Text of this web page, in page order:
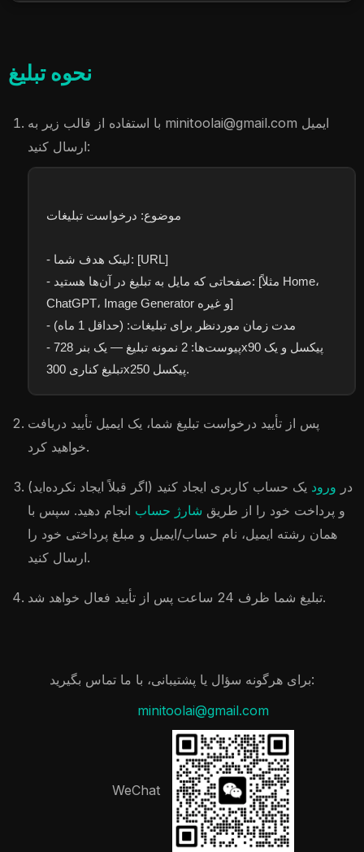
نحوه تبلیغ
minitoolai@gmail.com
ارسال کنید:
موضوع: درخواست تبلیغات
- لینک هدف شما: [URL]
- صفحاتی که مایل به تبلیغ در آن‌ها هستید: [مثلاً Home،
ChatGPT، Image Generator و غیره]
- مدت زمان موردنظر برای تبلیغات: (حداقل 1 ماه)
- پیوست‌ها: 2 نمونه تبلیغ — یک بنر 728x90 پیکسل و یک
تبلیغ کناری 300x250 پیکسل.
پس از تأیید درخواست تبلیغ شما، یک ایمیل تأیید دریافت
خواهید کرد.
در ورود یک حساب کاربری ایجاد کنید (اگر قبلاً ایجاد نکرده‌اید)
و پرداخت خود را از طریق شارژ حساب انجام دهید. سپس با
همان رشته ایمیل، نام حساب/ایمیل و مبلغ پرداختی خود را
ارسال کنید.
تبلیغ شما ظرف 24 ساعت پس از تأیید فعال خواهد شد.
برای هرگونه سؤال یا پشتیبانی، با ما تماس بگیرید:
minitoolai@gmail.com
WeChat